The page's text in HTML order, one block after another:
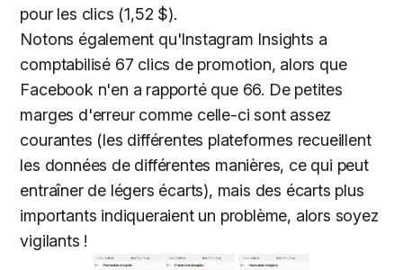
pour les clics (1,52 $).
Notons également qu'Instagram Insights a
comptabilisé 67 clics de promotion, alors que
Facebook n'en a rapporté que 66. De petites
marges d'erreur comme celle-ci sont assez
courantes (les différentes plateformes recueillent
les données de différentes manières, ce qui peut
entraîner de légers écarts), mais des écarts plus
importants indiqueraient un problème, alors soyez
vigilants !